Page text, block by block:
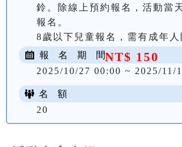
NT$ 150
鈴。除線上預約報名，活動當
報名。
8歲以下兒童報名，需有成年人
報 名 期 間
2025/10/27 00:00 ~ 2025/11/
名 額
20